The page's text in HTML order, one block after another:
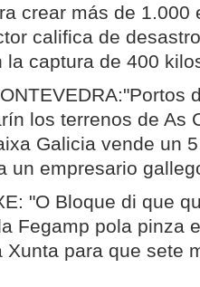
crear más de 1.000
califica de
la captura de 400
los terrenos de As
Galicia vende un
un empresario
"O Bloque di que
Fegamp pola pinza
Xunta para que sete